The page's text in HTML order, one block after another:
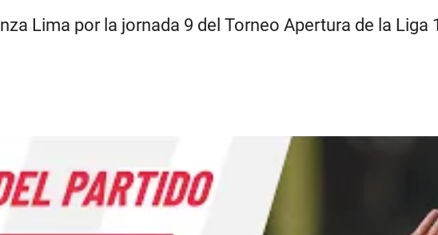
Lima por la jornada 9 del Torneo Apertura de la